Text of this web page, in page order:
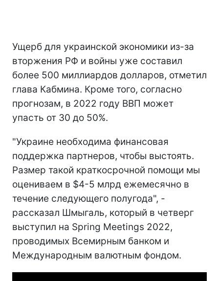
Ущерб для украинской экономики из-за
вторжения РФ и войны уже составил
более 500 миллиардов долларов, отметил
глава Кабмина. Кроме того, согласно
прогнозам, в 2022 году ВВП может
упасть от 30 до 50%.
"Украине необходима финансовая
поддержка партнеров, чтобы выстоять.
Размер такой краткосрочной помощи мы
оцениваем в $4-5 млрд ежемесячно в
течение следующего полугода", -
рассказал Шмыгаль, который в четверг
выступил на Spring Meetings 2022,
проводимых Всемирным банком и
Международным валютным фондом.